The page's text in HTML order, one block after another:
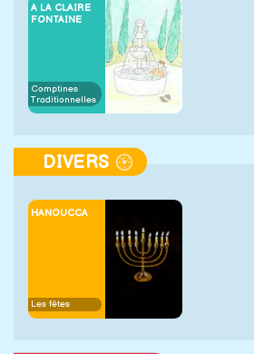
A LA CLAIRE
FONTAINE
Comptines
Traditionnelles
DIVERS
HANOUCCA
Les fêtes